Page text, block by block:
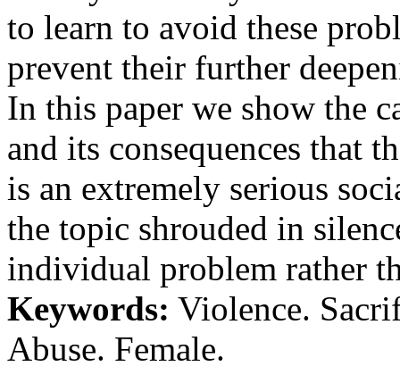
to learn to avoid these
prevent their further
In this paper we show the
and its consequences that
is an extremely serious
the topic shrouded in
individual problem rather
Keywords: Violence.
Abuse. Female.